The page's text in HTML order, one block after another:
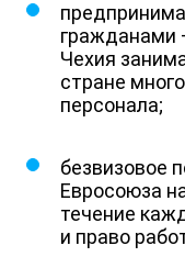
гражданами
Чехия
стране
персонала;
безвизовое
Евросоюза
течение
и право